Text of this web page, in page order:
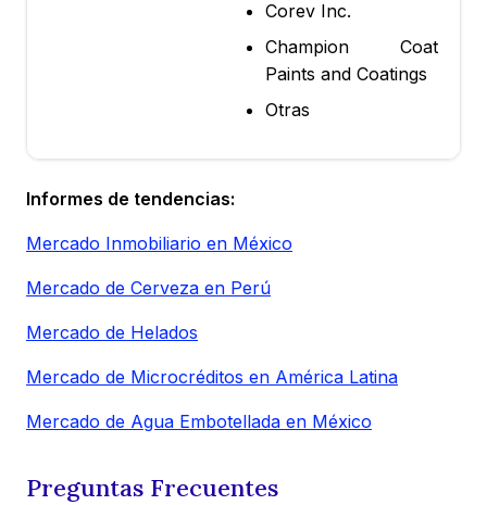
Corev Inc.
Champion Coat
Paints and Coatings
Otras
Informes de tendencias:
Mercado Inmobiliario en México
Mercado de Cerveza en Perú
Mercado de Helados
Mercado de Microcréditos en América Latina
Mercado de Agua Embotellada en México
Preguntas Frecuentes